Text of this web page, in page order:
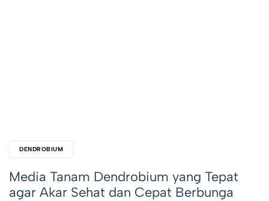
DENDROBIUM
Media Tanam Dendrobium yang Tepat
agar Akar Sehat dan Cepat Berbunga